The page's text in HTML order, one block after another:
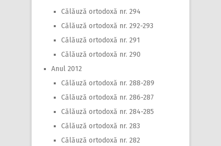
Călăuză ortodoxă nr. 294
Călăuză ortodoxă nr. 292-293
Călăuză ortodoxă nr. 291
Călăuză ortodoxă nr. 290
Anul 2012
Călăuză ortodoxă nr. 288-289
Călăuză ortodoxă nr. 286-287
Călăuză ortodoxă nr. 284-285
Călăuză ortodoxă nr. 283
Călăuză ortodoxă nr. 282